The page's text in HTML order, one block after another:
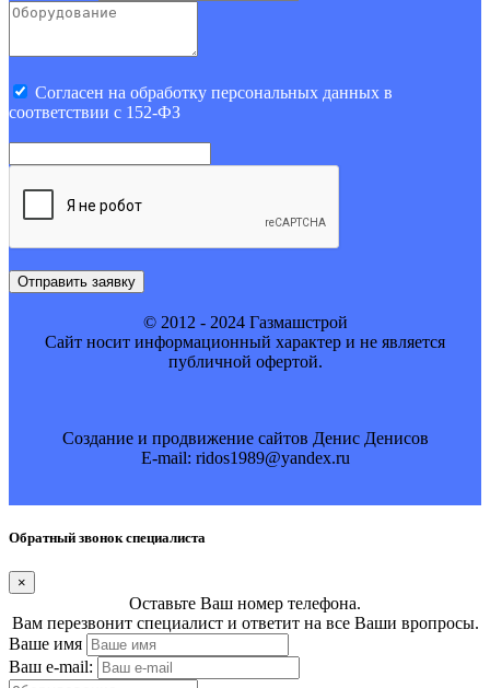
Cогласен на обработку персональных данных в
соответствии с 152-ФЗ
Отправить заявку
© 2012 - 2024 Газмашстрой
Cайт носит информационный характер и не является
публичной офертой.
Создание и продвижение сайтов Денис Денисов
E-mail: ridos1989@yandex.ru
Обратный звонок специалиста
×
Оставьте Ваш номер телефона.
Вам перезвонит специалист и ответит на все Ваши вропросы.
Ваше имя
Ваш e-mail: